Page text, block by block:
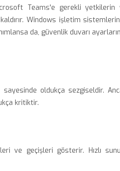
Teams'e gerekli yetkilerin
Windows işletim
da, güvenlik duvarı
oldukça sezgiseldir.
kritiktir.
ve geçişleri gösterir. Hızlı